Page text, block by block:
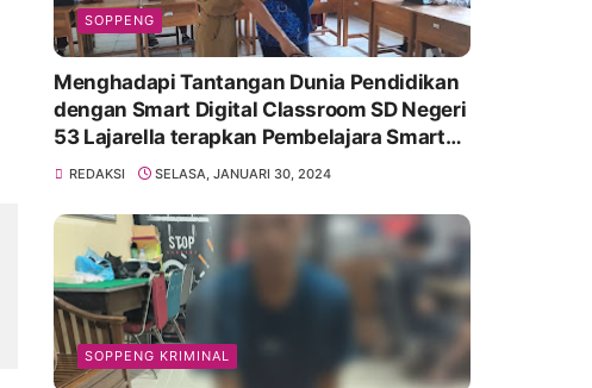
SOPPENG
Menghadapi Tantangan Dunia Pendidikan
dengan Smart Digital Classroom SD Negeri
53 Lajarella terapkan Pembelajara Smart
Class Device
REDAKSI SELASA, JANUARI 30, 2024
SOPPENG KRIMINAL